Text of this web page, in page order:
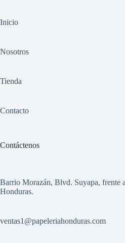
Inicio
Nosotros
Tienda
Contacto
Contáctenos
Barrio Morazán, Blvd. Suyapa, frente
Honduras.
ventas1 @papeleriahonduras.com